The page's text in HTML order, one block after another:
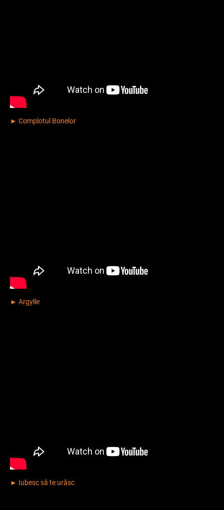
► Complotul Bonelor
► Argylle
► Iubesc să te urăsc